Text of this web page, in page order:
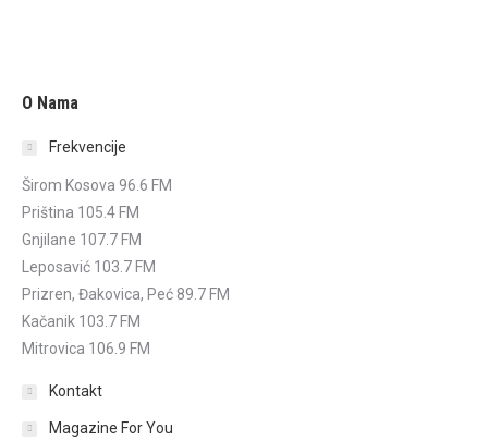
O Nama
Frekvencije
Širom Kosova 96.6 FM
Priština 105.4 FM
Gnjilane 107.7 FM
Leposavić 103.7 FM
Prizren, Đakovica, Peć 89.7 FM
Kačanik 103.7 FM
Mitrovica 106.9 FM
Kontakt
Magazine For You